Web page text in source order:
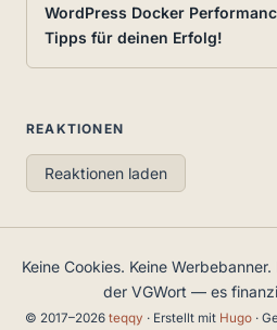
WordPress Docker
Tipps für deinen Erfolg!
REAKTIONEN
Reaktionen laden
Keine Cookies. Keine
der VGWort — es
© 2017–2026 teqqy · Erstellt mit Hugo·